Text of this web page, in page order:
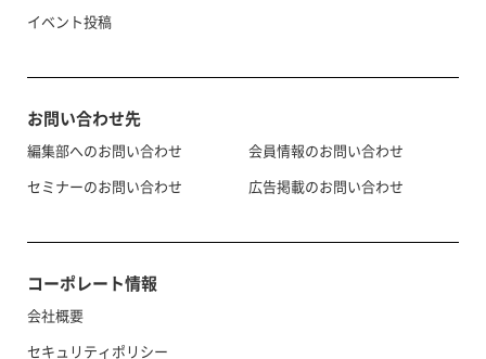
イベント投稿
お問い合わせ先
編集部へのお問い合わせ
セミナーのお問い合わせ
会員情報のお問い合わせ
広告掲載のお問い合わせ
コーポレート情報
会社概要
セキュリティポリシー